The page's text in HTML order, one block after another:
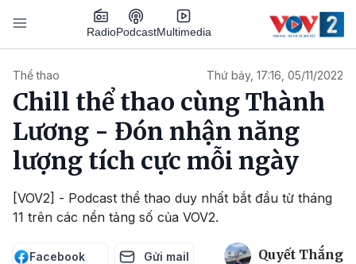
Nhảy đến nội dung
RadioPodcastMultimedia
Thể thao Thứ bảy, 17:16, 05/11/2022
Chill thể thao cùng Thành
Lương - Đón nhận năng
lượng tích cực mỗi ngày
[VOV2] - Podcast thể thao duy nhất bắt đầu từ tháng
11 trên các nền tảng số của VOV2.
Facebook Gửi mail Quyết Thắng